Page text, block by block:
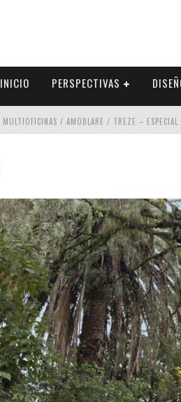
INICIO PERSPECTIVAS
MULTIOFICINAS / AMOBLARE / TREZE –
ADRIANA HOYOS DESIGN STUDIO – ESPECIAL